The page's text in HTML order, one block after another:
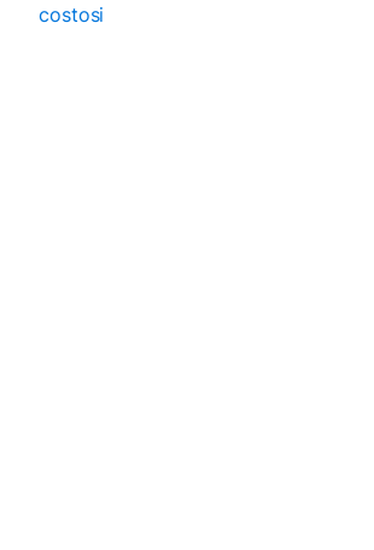
costosi